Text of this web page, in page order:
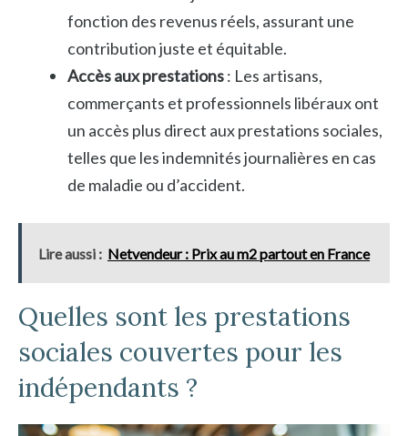
fonction des revenus réels, assurant une
contribution juste et équitable.
Accès aux prestations: Les artisans,
commerçants et professionnels libéraux ont
un accès plus direct aux prestations sociales,
telles que les indemnités journalières en cas
de maladie ou d’accident.
Lire aussi : Netvendeur : Prix au m2 partout en France
Quelles sont les prestations
sociales couvertes pour les
indépendants ?